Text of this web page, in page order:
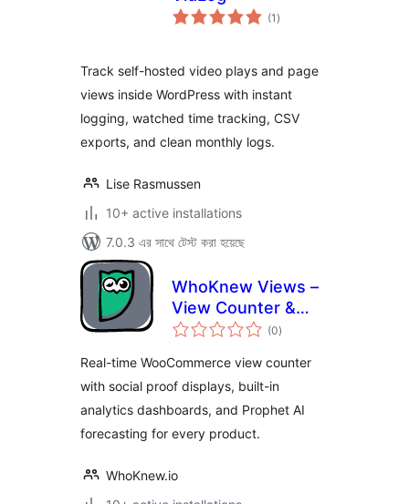
(1 total
ratings
)
Track self-hosted video plays and page
views inside WordPress with instant
logging, watched time tracking, CSV
exports, and clean monthly logs.
Lise Rasmussen
10+ active installations
7.0.3 এর সাথে টেস্ট করা হয়েছে
WhoKnew Views –
View Counter &
Social Proof for
(0total
ratings
)
Real-time WooCommerce view counter
with social proof displays, built-in
analytics dashboards, and Prophet AI
forecasting for every product.
WhoKnew.io